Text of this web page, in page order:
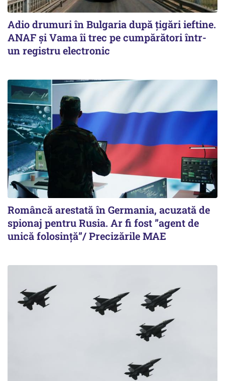
Adio drumuri în Bulgaria după țigări ieftine.
ANAF și Vama îi trec pe cumpărători într-
un registru electronic
Româncă arestată în Germania, acuzată de
spionaj pentru Rusia. Ar fi fost ”agent de
unică folosință”/ Precizările MAE